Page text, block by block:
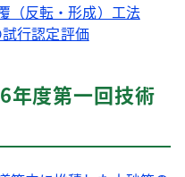
（反転・形成）工法
試行認定評価
年度第一回技術